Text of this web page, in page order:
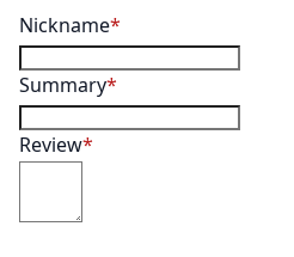
Nickname
Summary
Review